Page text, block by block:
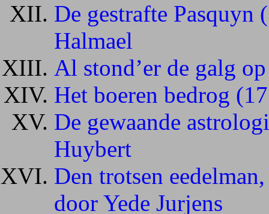
De gestrafte
Halmael
Al stond’er de galg
Het boeren bedrog
De gewaande
Huybert
Den trotsen
door Yede Jurjens